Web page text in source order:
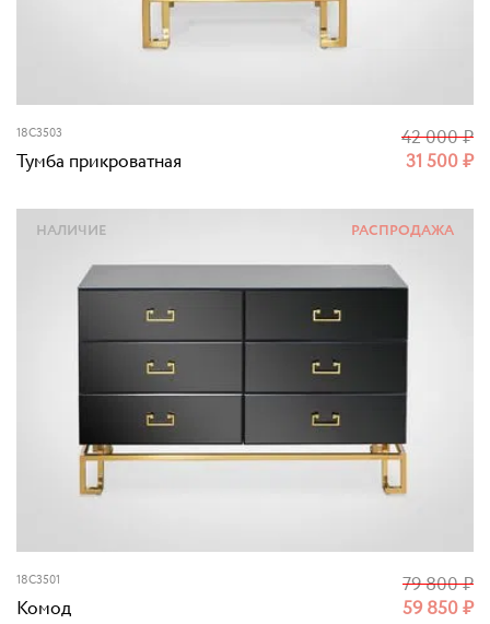
18C3503
Тумба прикроватная 31 500₽
42 000₽
18C3501
Комод 59 850₽
79 800₽
РАСПРОДАЖА
НАЛИЧИЕ